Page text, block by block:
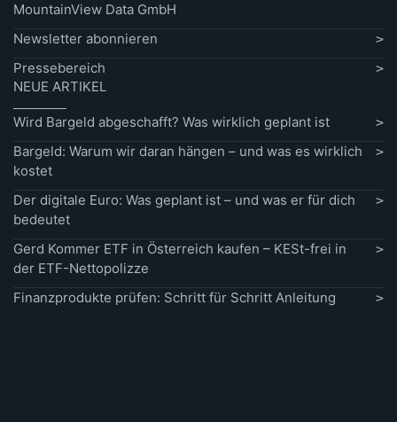
MountainView Data GmbH
Newsletter abonnieren
Pressebereich
NEUE ARTIKEL
Wird Bargeld abgeschafft? Was wirklich geplant ist
Bargeld: Warum wir daran hängen – und was es wirklich
kostet
Der digitale Euro: Was geplant ist – und was er für dich
bedeutet
Gerd Kommer ETF in Österreich kaufen – KESt-frei in
der ETF-Nettopolizze
Finanzprodukte prüfen: Schritt für Schritt Anleitung